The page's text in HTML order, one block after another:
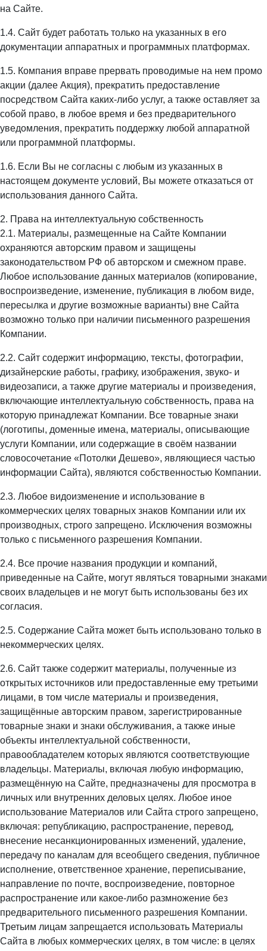
на Сайте.
1.4. Сайт будет работать только на указанных в его
документации аппаратных и программных платформах.
1.5. Компания вправе прервать проводимые на нем промо
акции (далее Акция), прекратить предоставление
посредством Сайта каких-либо услуг, а также оставляет за
собой право, в любое время и без предварительного
уведомления, прекратить поддержку любой аппаратной
или программной платформы.
1.6. Если Вы не согласны с любым из указанных в
настоящем документе условий, Вы можете отказаться от
использования данного Сайта.
2. Права на интеллектуальную собственность
2.1. Материалы, размещенные на Сайте Компании
охраняются авторским правом и защищены
законодательством РФ об авторском и смежном праве.
Любое использование данных материалов (копирование,
воспроизведение, изменение, публикация в любом виде,
пересылка и другие возможные варианты) вне Сайта
возможно только при наличии письменного разрешения
Компании.
2.2. Сайт содержит информацию, тексты, фотографии,
дизайнерские работы, графику, изображения, звуко- и
видеозаписи, а также другие материалы и произведения,
включающие интеллектуальную собственность, права на
которую принадлежат Компании. Все товарные знаки
(логотипы, доменные имена, материалы, описывающие
услуги Компании, или содержащие в своём названии
словосочетание «Потолки Дешево», являющиеся частью
информации Сайта), являются собственностью Компании.
2.3. Любое видоизменение и использование в
коммерческих целях товарных знаков Компании или их
производных, строго запрещено. Исключения возможны
только с письменного разрешения Компании.
2.4. Все прочие названия продукции и компаний,
приведенные на Сайте, могут являться товарными знаками
своих владельцев и не могут быть использованы без их
согласия.
2.5. Содержание Сайта может быть использовано только в
некоммерческих целях.
2.6. Сайт также содержит материалы, полученные из
открытых источников или предоставленные ему третьими
лицами, в том числе материалы и произведения,
защищённые авторским правом, зарегистрированные
товарные знаки и знаки обслуживания, а также иные
объекты интеллектуальной собственности,
правообладателем которых являются соответствующие
владельцы. Материалы, включая любую информацию,
размещённую на Сайте, предназначены для просмотра в
личных или внутренних деловых целях. Любое иное
использование Материалов или Сайта строго запрещено,
включая: републикацию, распространение, перевод,
внесение несанкционированных изменений, удаление,
передачу по каналам для всеобщего сведения, публичное
исполнение, ответственное хранение, переписывание,
направление по почте, воспроизведение, повторное
распространение или какое-либо размножение без
предварительного письменного разрешения Компании.
Третьим лицам запрещается использовать Материалы
Сайта в любых коммерческих целях, в том числе: в целях